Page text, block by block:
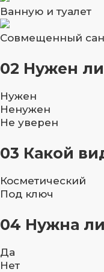
Ванную и туалет
Совмещенный
02 Нужен
Нужен
Ненужен
Не уверен
03 Какой
Косметический
Под ключ
04 Нужна
Да
Нет